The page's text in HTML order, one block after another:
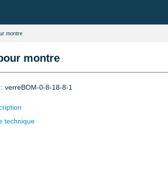
montre
montre
verreBOM-0-8-18-8-1
technique